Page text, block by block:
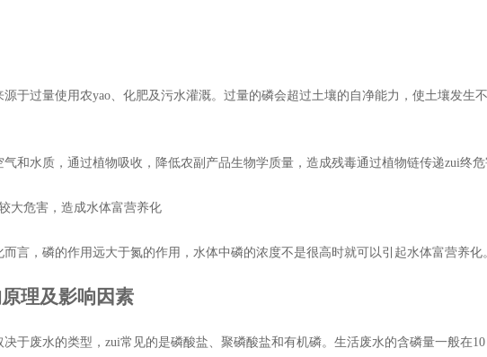
于过量使用农yao、化肥及污水灌溉。过量的磷会超过土壤的自净能力，使土壤发生
和水质，通过植物吸收，降低农副产品生物学质量，造成残毒通过植物链传递zui终危
大危害，造成水体富营养化
言，磷的作用远大于氮的作用，水体中磷的浓度不是很高时就可以引起水体富营养化
理及影响因素
于废水的类型，zui常见的是磷酸盐、聚磷酸盐和有机磷。生活废水的含磷量一般在